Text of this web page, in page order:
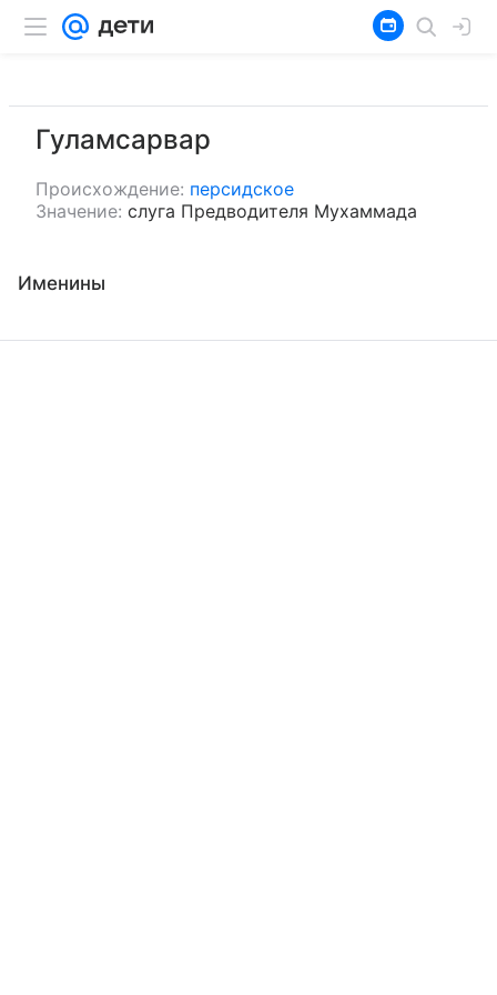
Гуламсарвар
Происхождение: персидское
Значение: слуга Предводителя Мухаммада
Именины